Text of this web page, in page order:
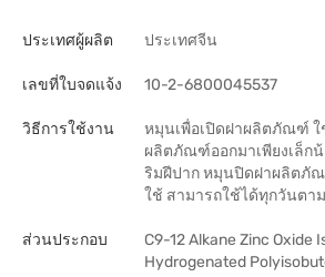
ประเทศผู้ผลิต ประเทศจีน
เลขที่ใบจดแจ้ง 10-2-6800045537
วิธีการใช้งาน
หมุนเพื่อเปิดฝาผลิตภัณฑ์ ใ
ผลิตภัณฑ์ออกมาเพียงเล็ก
ริมฝีปาก หมุนปิดฝาผลิตภั
ใช้ สามารถใช้ได้ทุกวันตา
ส่วนประกอบ
C9-12 Alkane Zinc Oxide
Hydrogenated